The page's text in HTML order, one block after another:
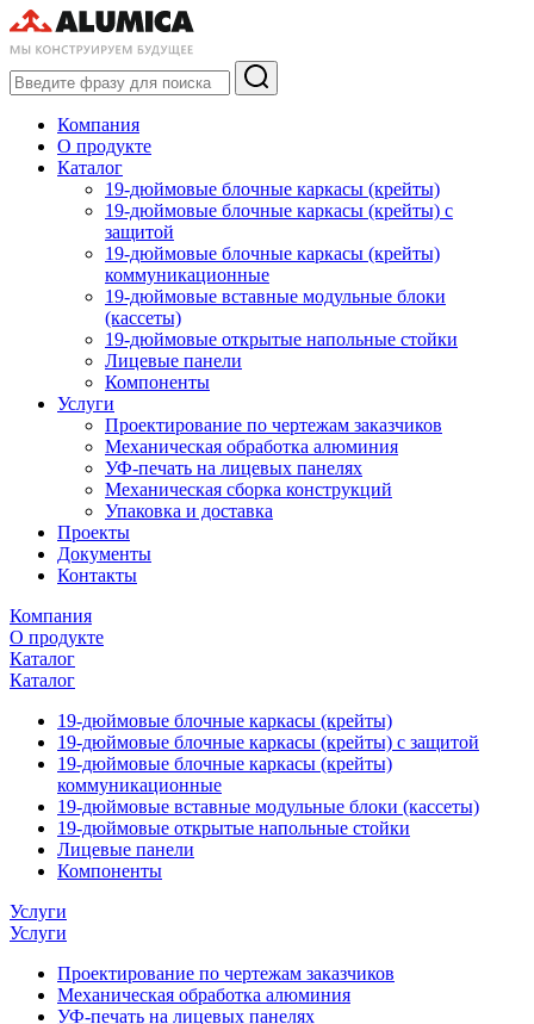
Компания
О продукте
Каталог
19-дюймовые блочные каркасы (крейты)
19-дюймовые блочные каркасы (крейты) с
защитой
19-дюймовые блочные каркасы (крейты)
коммуникационные
19-дюймовые вставные модульные блоки
(кассеты)
19-дюймовые открытые напольные стойки
Лицевые панели
Компоненты
Услуги
Проектирование по чертежам заказчиков
Механическая обработка алюминия
УФ-печать на лицевых панелях
Механическая сборка конструкций
Упаковка и доставка
Проекты
Документы
Контакты
Компания
О продукте
Каталог
Каталог
19-дюймовые блочные каркасы (крейты)
19-дюймовые блочные каркасы (крейты) с защитой
19-дюймовые блочные каркасы (крейты)
коммуникационные
19-дюймовые вставные модульные блоки (кассеты)
19-дюймовые открытые напольные стойки
Лицевые панели
Компоненты
Услуги
Услуги
Проектирование по чертежам заказчиков
Механическая обработка алюминия
УФ-печать на лицевых панелях